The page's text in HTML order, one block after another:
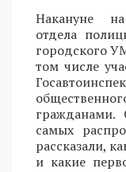
Накануне
отдела
городского
том числе
самых
рассказали,
и какие